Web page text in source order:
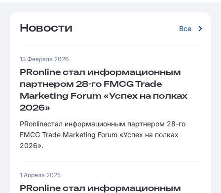
Новости Все
13 Февраля 2026
PRonline стал информационным
партнером 28-го FMCG Trade
Marketing Forum «Успех на полках
2026»
PRonlineстал информационным партнером 28-го
FMCG Trade Marketing Forum «Успех на полках
2026».
1 Апреля 2025
PRonline стал информационным